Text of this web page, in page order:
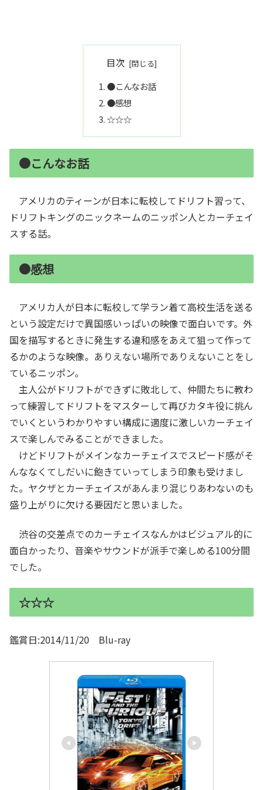
目次
●こんなお話
●感想
☆☆☆
●こんなお話
アメリカのティーンが日本に転校してドリフト習って、
ドリフトキングのニックネームのニッポン人とカーチェイ
スする話。
●感想
アメリカ人が日本に転校して学ラン着て高校生活を送る
という設定だけで異国感いっぱいの映像で面白いです。外
国を描写するときに発生する違和感をあえて狙って作って
るかのような映像。ありえない場所でありえないことをし
ているニッポン。
主人公がドリフトができずに敗北して、仲間たちに教わ
って練習してドリフトをマスターして再びカタキ役に挑ん
でいくというわかりやすい構成に適度に激しいカーチェイ
スで楽しんでみることができました。
けどドリフトがメインなカーチェイスでスピード感がそ
んななくてしだいに飽きていってしまう印象も受けまし
た。ヤクザとカーチェイスがあんまり混じりあわないのも
盛り上がりに欠ける要因だと思いました。
渋谷の交差点でのカーチェイスなんかはビジュアル的に
面白かったり、音楽やサウンドが派手で楽しめる100分間
でした。
☆☆☆
鑑賞日:2014/11/20 Blu-ray